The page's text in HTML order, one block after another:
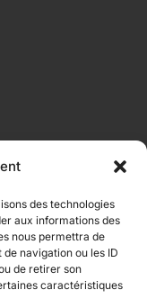
des technologies
aux informations des
nous permettra de
navigation ou les ID
de retirer son
caractéristiques